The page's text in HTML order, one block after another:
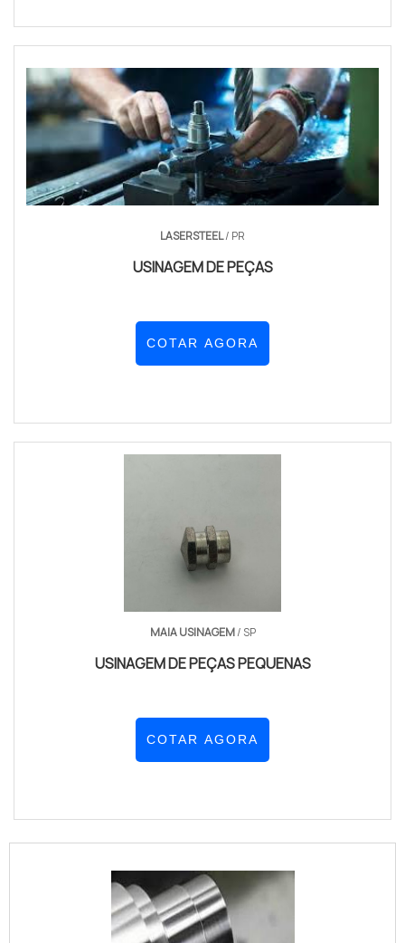
LASERSTEEL/ PR
USINAGEM DE PEÇAS
COTAR AGORA
MAIA USINAGEM/ SP
USINAGEM DE PEÇAS PEQUENAS
COTAR AGORA